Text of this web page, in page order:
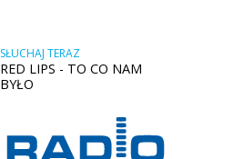
SŁUCHAJ TERAZ
RED LIPS - TO CO NAM
BYŁO